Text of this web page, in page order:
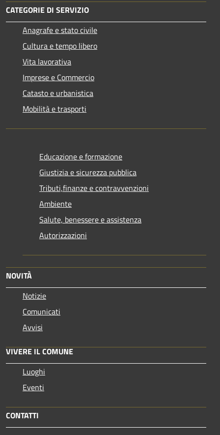
CATEGORIE DI SERVIZIO
Anagrafe e stato civile
Cultura e tempo libero
Vita lavorativa
Imprese e Commercio
Catasto e urbanistica
Mobilità e trasporti
Educazione e formazione
Giustizia e sicurezza pubblica
Tributi,finanze e contravvenzioni
Ambiente
Salute, benessere e assistenza
Autorizzazioni
NOVITÀ
Notizie
Comunicati
Avvisi
VIVERE IL COMUNE
Luoghi
Eventi
CONTATTI